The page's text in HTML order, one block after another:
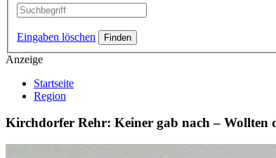
Eingaben löschen
Anzeige
Startseite
Region
Kirchdorfer Rehr: Keiner gab nach – Wollten